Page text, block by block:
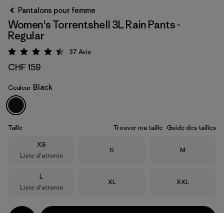
Black
Pantalons pour femme
Women's Torrentshell 3L Rain Pants -
Regular
Évaluation: 4.4 / 5
37 Avis
CHF 159
Couleur Black
Taille Trouver ma taille Guide des tailles
Taille
XS
Liste d'attente
Taille
S Taille
M
Taille
L
Liste d'attente
Taille
XL Taille
XXL